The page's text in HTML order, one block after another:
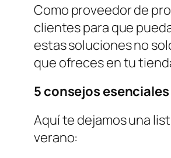
Como proveedor de
clientes para que
estas soluciones no
que ofreces en tu
5 consejos
Aquí te dejamos una
verano: